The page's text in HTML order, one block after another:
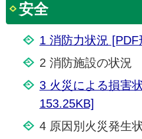
安全
1 消防力状況 [PDF
2 消防施設の状況
3 火災による損害
153.25KB]
4 原因別火災発生